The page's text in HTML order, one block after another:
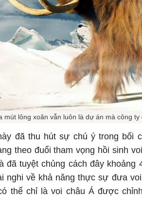
mút lông xoăn vẫn luôn là dự án mà công
đã thu hút sự chú ý trong bối
theo đuổi tham vọng hồi sinh
đã tuyệt chủng cách đây khoảng
nghi về khả năng thực sự đưa
thể chỉ là voi châu Á được